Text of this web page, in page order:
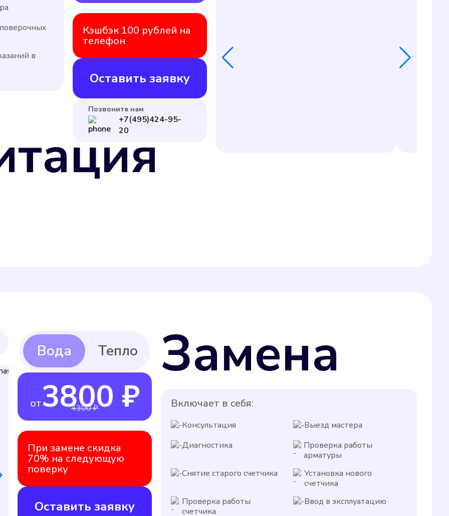
в
Кэшбэк 100 рублей на
телефон
Оставить заявку
Позвоните нам
+7(495)424-95-
20
Замена
Включает в себя:
Консультация
Выезд мастера
Диагностика
Проверка работы
арматуры
Снятие старого счетчика
Установка нового
счетчика
Проверка работы
счетчика
Ввод в эксплуатацию
от3800 ₽
4300 ₽
При замене скидка
70% на следующую
поверку
Оставить заявку